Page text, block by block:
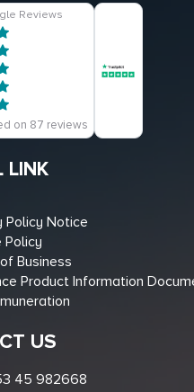
Reviews
on 87 reviews
LINK
Policy Notice
Policy
Business
Product Information
US
45 982668